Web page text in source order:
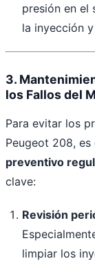
presión en el
la inyección
3.
los Fallos del
Para evitar los
Peugeot 208, es
preventivo
clave:
Revisión
limpiar los